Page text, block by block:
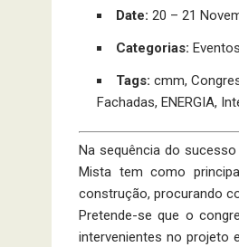
Date: 20 – 21
Categorias: Eventos
Tags: cmm,
Fachadas, ENERGIA,
Na sequência do
Mista tem como
construção, procurando
Pretende-se que o
intervenientes no projeto